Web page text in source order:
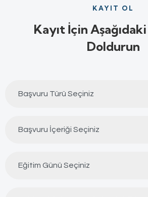
KAYIT OL
Kayıt İçin
Doldurun